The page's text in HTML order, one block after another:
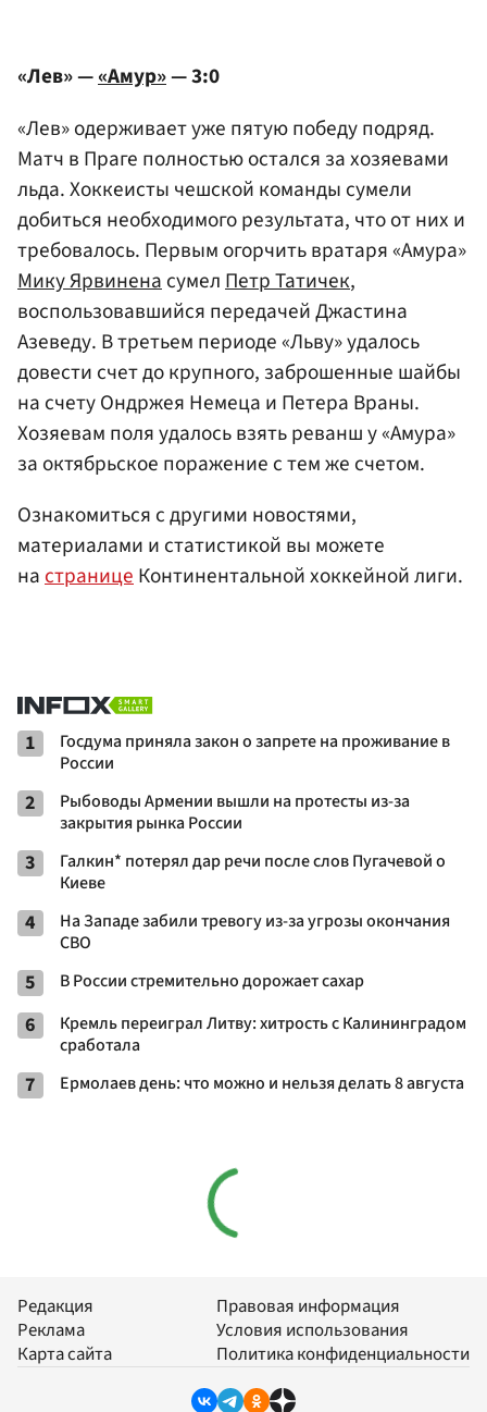
«Лев» —«Амур»— 3:0
«Лев» одерживает уже пятую победу подряд.
Матч в Праге полностью остался за хозяевами
льда. Хоккеисты чешской команды сумели
добиться необходимого результата, что от них и
требовалось. Первым огорчить вратаря «Амура»
Мику Ярвинена сумел Петр Татичек,
воспользовавшийся передачей Джастина
Азеведу. В третьем периоде «Льву» удалось
довести счет до крупного, заброшенные шайбы
на счету Ондржея Немеца и Петера Враны.
Хозяевам поля удалось взять реванш у «Амура»
за октябрьское поражение с тем же счетом.
Ознакомиться с другими новостями,
материалами и статистикой вы можете
настраницеКонтинентальной хоккейной лиги.
1
Госдума приняла закон о запрете на проживание в
России
2
Рыбоводы Армении вышли на протесты из-за
закрытия рынка России
3
Галкин* потерял дар речи после слов Пугачевой о
Киеве
4
На Западе забили тревогу из-за угрозы окончания
СВО
5 В России стремительно дорожает сахар
6
Кремль переиграл Литву: хитрость с Калининградом
сработала
7 Ермолаев день: что можно и нельзя делать 8 августа
Редакция
Реклама
Карта сайта
Правовая информация
Условия использования
Политика конфиденциальности